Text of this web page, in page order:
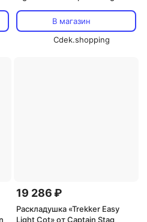
В магазин
Cdek.shopping
19 286 ₽
Раскладушка «Trekker Easy
Light Cot» от Captain Stag